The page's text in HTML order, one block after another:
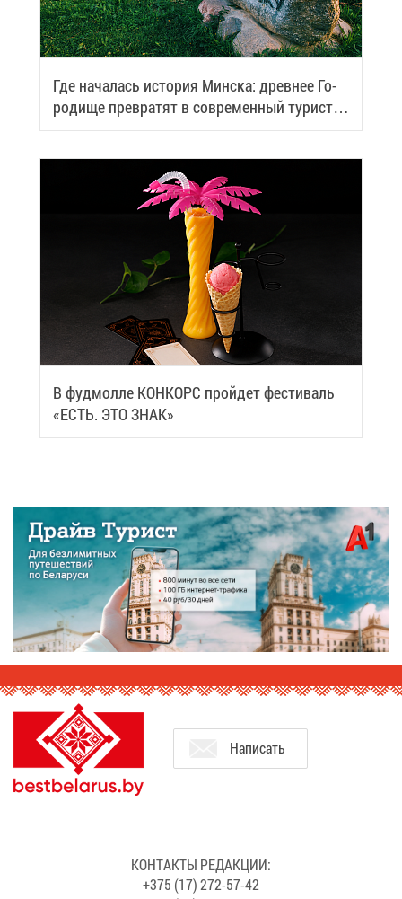
Где на­ча­лась ис­то­рия Мин­ска: древ­нее Го­
ро­ди­ще пре­вра­тят в со­вре­мен­ный ту­ри­сти­
че­ский центр
В фуд­мол­ле КОН­КОРС прой­дет фе­сти­валь
«ЕСТЬ. ЭТО ЗНАК»
На­пи­сать
КОН­ТАК­ТЫ РЕ­ДАК­ЦИИ:
+375 (17) 272-57-42